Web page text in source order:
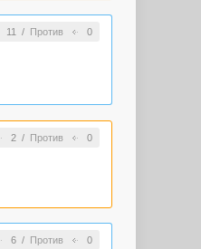
11 / Против 0
2/ Против 0
6/ Против 0